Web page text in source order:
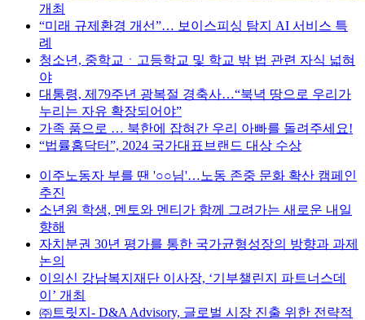
개최
“미래 규제환경 개선”… 보이스피싱 탐지 AI 서비스 특
례
청소년, 중학교ㆍ고등학교 및 학교 밖 법 관련 자식 넓혀
야
대통령, 제79주년 광복절 경축사…“북녁 땅으로 우리가
누리는 자유 확장되어야”
가족 품으로 … 북한에 잡혀간 우리 아빠를 돌려주세요!
“법률홈닥터”, 2024 국가대표브랜드 대상 수상
이주노동자 부를 땐 '○○님'…노동 존중 문화 확산 캠페인
추진
소년원 학생, 멘토와 멘티가 함께 그려가는 새로운 내일
향해
자치분권 30년 평가를 통한 국가균형성장의 방향과 과제
논의
이의신 강남복지재단 이사장, ‘기부챌린지 파트너스데
이’ 개최
㈜트릿지- D&A Advisory, 글로벌 시장 진출 위한 전략적